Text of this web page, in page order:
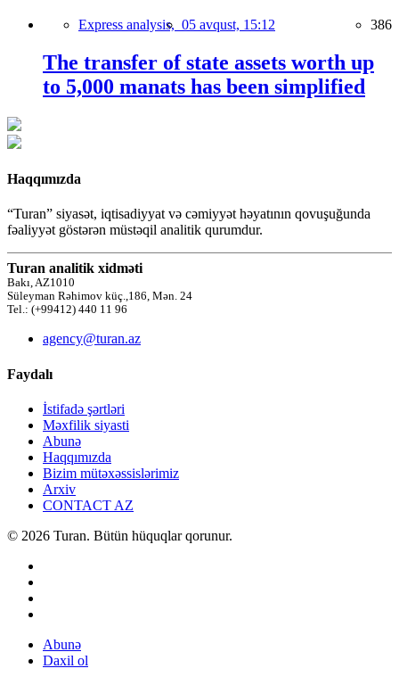
Express analysis, 05 avqust, 15:12 386
The transfer of state assets worth up
to 5,000 manats has been simplified
Haqqımızda
“Turan” siyasət, iqtisadiyyat və cəmiyyət həyatının qovuşuğunda
fəaliyyət göstərən müstəqil analitik qurumdur.
Turan analitik xidməti
Bakı, AZ1010
Süleyman Rəhimov küç.,186, Mən. 24
Tel.: (+99412) 440 11 96
agency@turan.az
Faydalı
İstifadə şərtləri
Məxfilik siyasti
Abunə
Haqqımızda
Bizim mütəxəssislərimiz
Arxiv
CONTACT AZ
© 2026 Turan. Bütün hüquqlar qorunur.
Abunə
Daxil ol